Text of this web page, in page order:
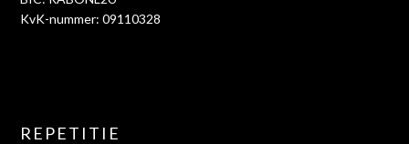
KvK-nummer: 09110328
REPETITIE